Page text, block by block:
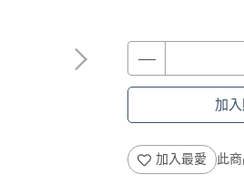
加
加入最愛 此